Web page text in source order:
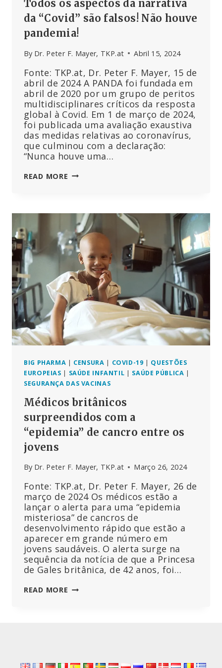
Todos os aspectos da narrativa
da “Covid” são falsos! Não houve
pandemia!
By Dr. Peter F. Mayer, TKP.at Abril 15, 2024
Fonte: TKP.at, Dr. Peter F. Mayer, 15 de
abril de 2024 A PANDA foi fundada em
abril de 2020 por um grupo de peritos
multidisciplinares críticos da resposta
global à Covid. Em 1 de março de 2024,
foi publicada uma avaliação exaustiva
das medidas relativas ao coronavírus,
que culminou com a declaração:
“Nunca houve uma…
READ MORE TODOS
NARRATIVA
DA
“COVID”
SÃO
FALSOS!
NÃO
HOUVE
PANDEMIA!
BIG PHARMA | CENSURA | COVID-19 | QUESTÕES
EUROPEIAS | SAÚDE INFANTIL | SAÚDE PÚBLICA |
SEGURANÇA DAS VACINAS
Médicos britânicos
surpreendidos com a
“epidemia” de cancro entre os
jovens
By Dr. Peter F. Mayer, TKP.at Março 26, 2024
Fonte: TKP.at, Dr. Peter F. Mayer, 26 de
março de 2024 Os médicos estão a
lançar o alerta para uma “epidemia
misteriosa” de cancros de
desenvolvimento rápido que estão a
aparecer em grande número em
jovens saudáveis. O alerta surge na
sequência da notícia de que a Princesa
de Gales britânica, de 42 anos, foi…
READ MORE MÉDICOS
CANCRO